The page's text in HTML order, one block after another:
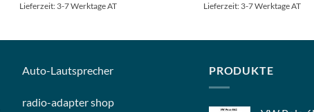
Lieferzeit: 3-7 Werktage AT Lieferzeit: 3-7 Werktage AT
Auto-Lautsprecher
radio-adapter shop
PRODUKTE